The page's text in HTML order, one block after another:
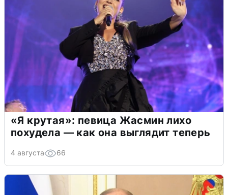
«Я крутая»: певица Жасмин лихо
похудела — как она выглядит теперь
4 августа 66